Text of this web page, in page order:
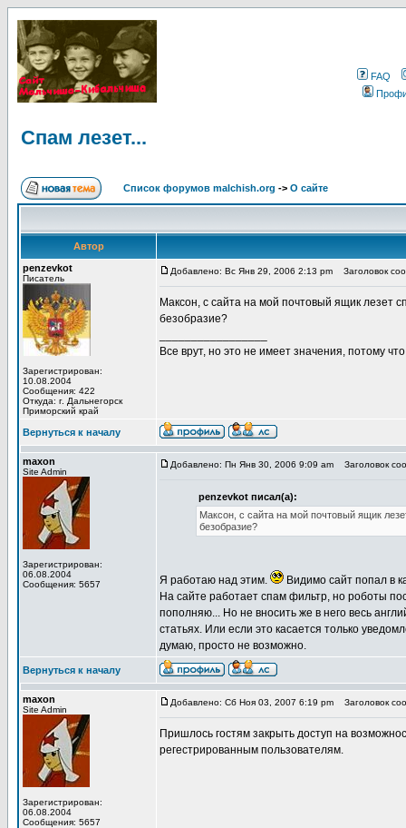
FAQ
Спам лезет...
Список форумов malchish.org -> О сайте
Автор
penzevkot
Писатель
Зарегистрирован:
10.08.2004
Сообщения: 422
Откуда: г. Дальнегорск
Приморский край
Добавлено: Вс Янв 29, 2006 2:13 pm Заголовок
Максон, с сайта на мой почтовый ящик лезет
безобразие?
Все врут, но это не имеет значения, потому
Вернуться к началу
maxon
Site Admin
Зарегистрирован:
06.08.2004
Сообщения: 5657
Добавлено: Пн Янв 30, 2006 9:09 am Заголовок
penzevkot писал(а):
Максон, с сайта на мой почтовый ящик
безобразие?
Я работаю над этим.
Видимо сайт попал в
На сайте работает спам фильтр, но роботы
пополняю... Но не вносить же в него весь
статьях. Или если это касается только
думаю, просто не возможно.
Вернуться к началу
maxon
Site Admin
Зарегистрирован:
06.08.2004
Сообщения: 5657
Добавлено: Сб Ноя 03, 2007 6:19 pm Заголовок
Пришлось гостям закрыть доступ на
регестрированным пользователям.